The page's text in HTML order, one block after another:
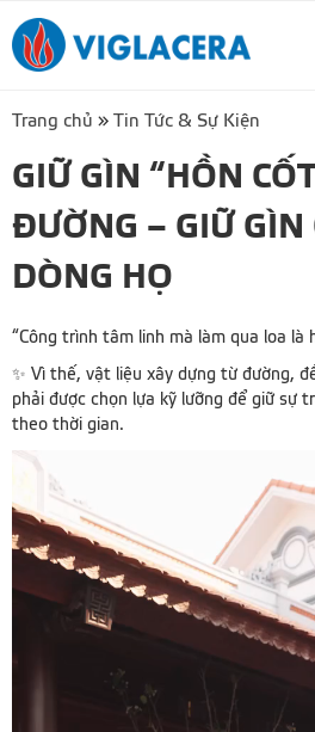
Trang chủ » Tin Tức & Sự Kiện
GIỮ GÌN “HỒN
ĐƯỜNG – GIỮ GÌN
DÒNG HỌ
“Công trình tâm linh mà làm qua loa là
✨ Vì thế, vật liệu xây dựng từ đường,
phải được chọn lựa kỹ lưỡng để giữ sự
theo thời gian.
Video